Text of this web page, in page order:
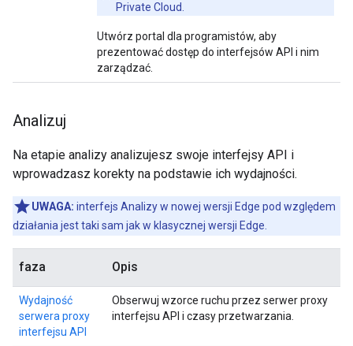
Private Cloud.
Utwórz portal dla programistów, aby
prezentować dostęp do interfejsów API i nim
zarządzać.
Analizuj
Na etapie analizy analizujesz swoje interfejsy API i
wprowadzasz korekty na podstawie ich wydajności.
UWAGA: interfejs Analizy w nowej wersji Edge pod względem
działania jest taki sam jak w klasycznej wersji Edge.
faza Opis
Wydajność
serwera proxy
interfejsu API
Obserwuj wzorce ruchu przez serwer proxy
interfejsu API i czasy przetwarzania.